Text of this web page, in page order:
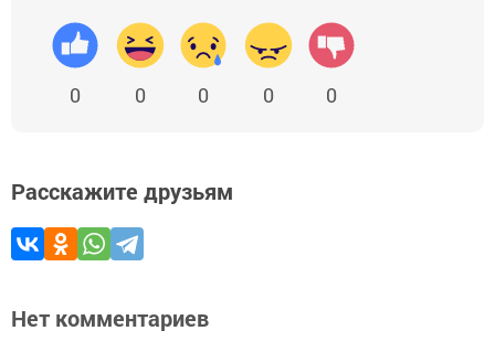
0 0 0 0 0
Расскажите друзьям
Нет комментариев